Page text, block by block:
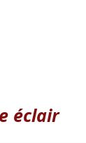
éclair